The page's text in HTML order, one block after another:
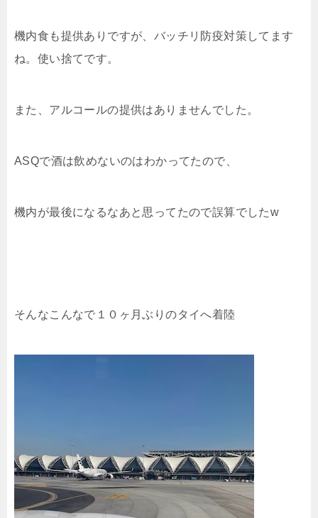
機内食も提供ありですが、バッチリ防疫対策してます
ね。使い捨てです。
また、アルコールの提供はありませんでした。
ASQで酒は飲めないのはわかってたので、
機内が最後になるなあと思ってたので誤算でしたw
そんなこんなで１０ヶ月ぶりのタイへ着陸